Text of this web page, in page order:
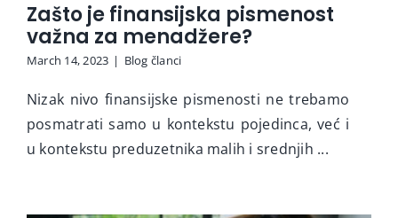
Zašto je finansijska pismenost
važna za menadžere?
March 14, 2023 | Blog članci
Nizak nivo finansijske pismenosti ne trebamo
posmatrati samo u kontekstu pojedinca, već i
u kontekstu preduzetnika malih i srednjih ...